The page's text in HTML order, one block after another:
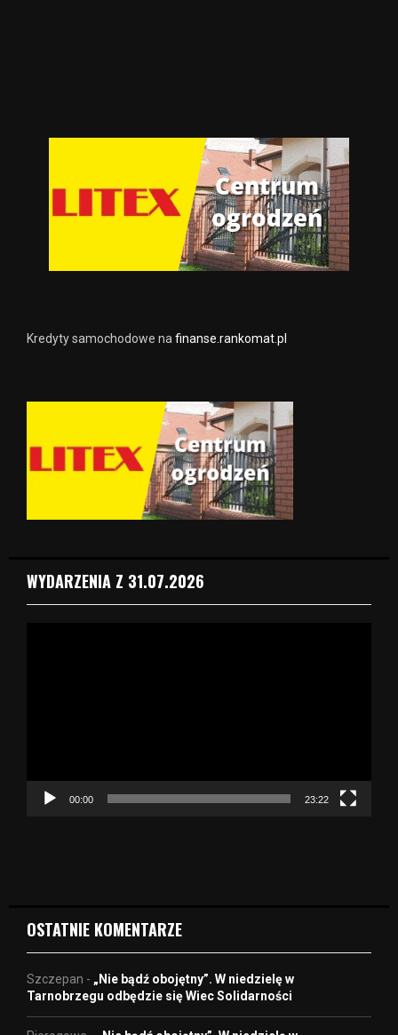
Kredyty samochodowe na finanse.rankomat.pl
WYDARZENIA Z 31.07.2026
c
00:00 23:22
OSTATNIE KOMENTARZE
Szczepan - „Nie bądź obojętny”. W niedzielę w
Tarnobrzegu odbędzie się Wiec Solidarności